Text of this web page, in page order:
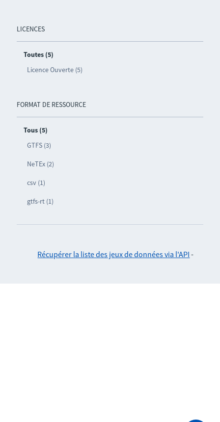
LICENCES
Toutes (5)
Licence Ouverte (5)
FORMAT DE RESSOURCE
Tous (5)
GTFS (3)
NeTEx (2)
csv (1)
gtfs-rt (1)
Récupérer la liste des jeux de données via l'API -